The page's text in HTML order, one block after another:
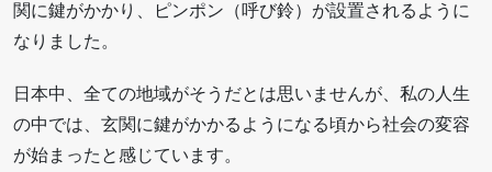
関に鍵がかかり、ピンポン（呼び鈴）が設置されるように
なりました。
日本中、全ての地域がそうだとは思いませんが、私の人生
の中では、玄関に鍵がかかるようになる頃から社会の変容
が始まったと感じています。